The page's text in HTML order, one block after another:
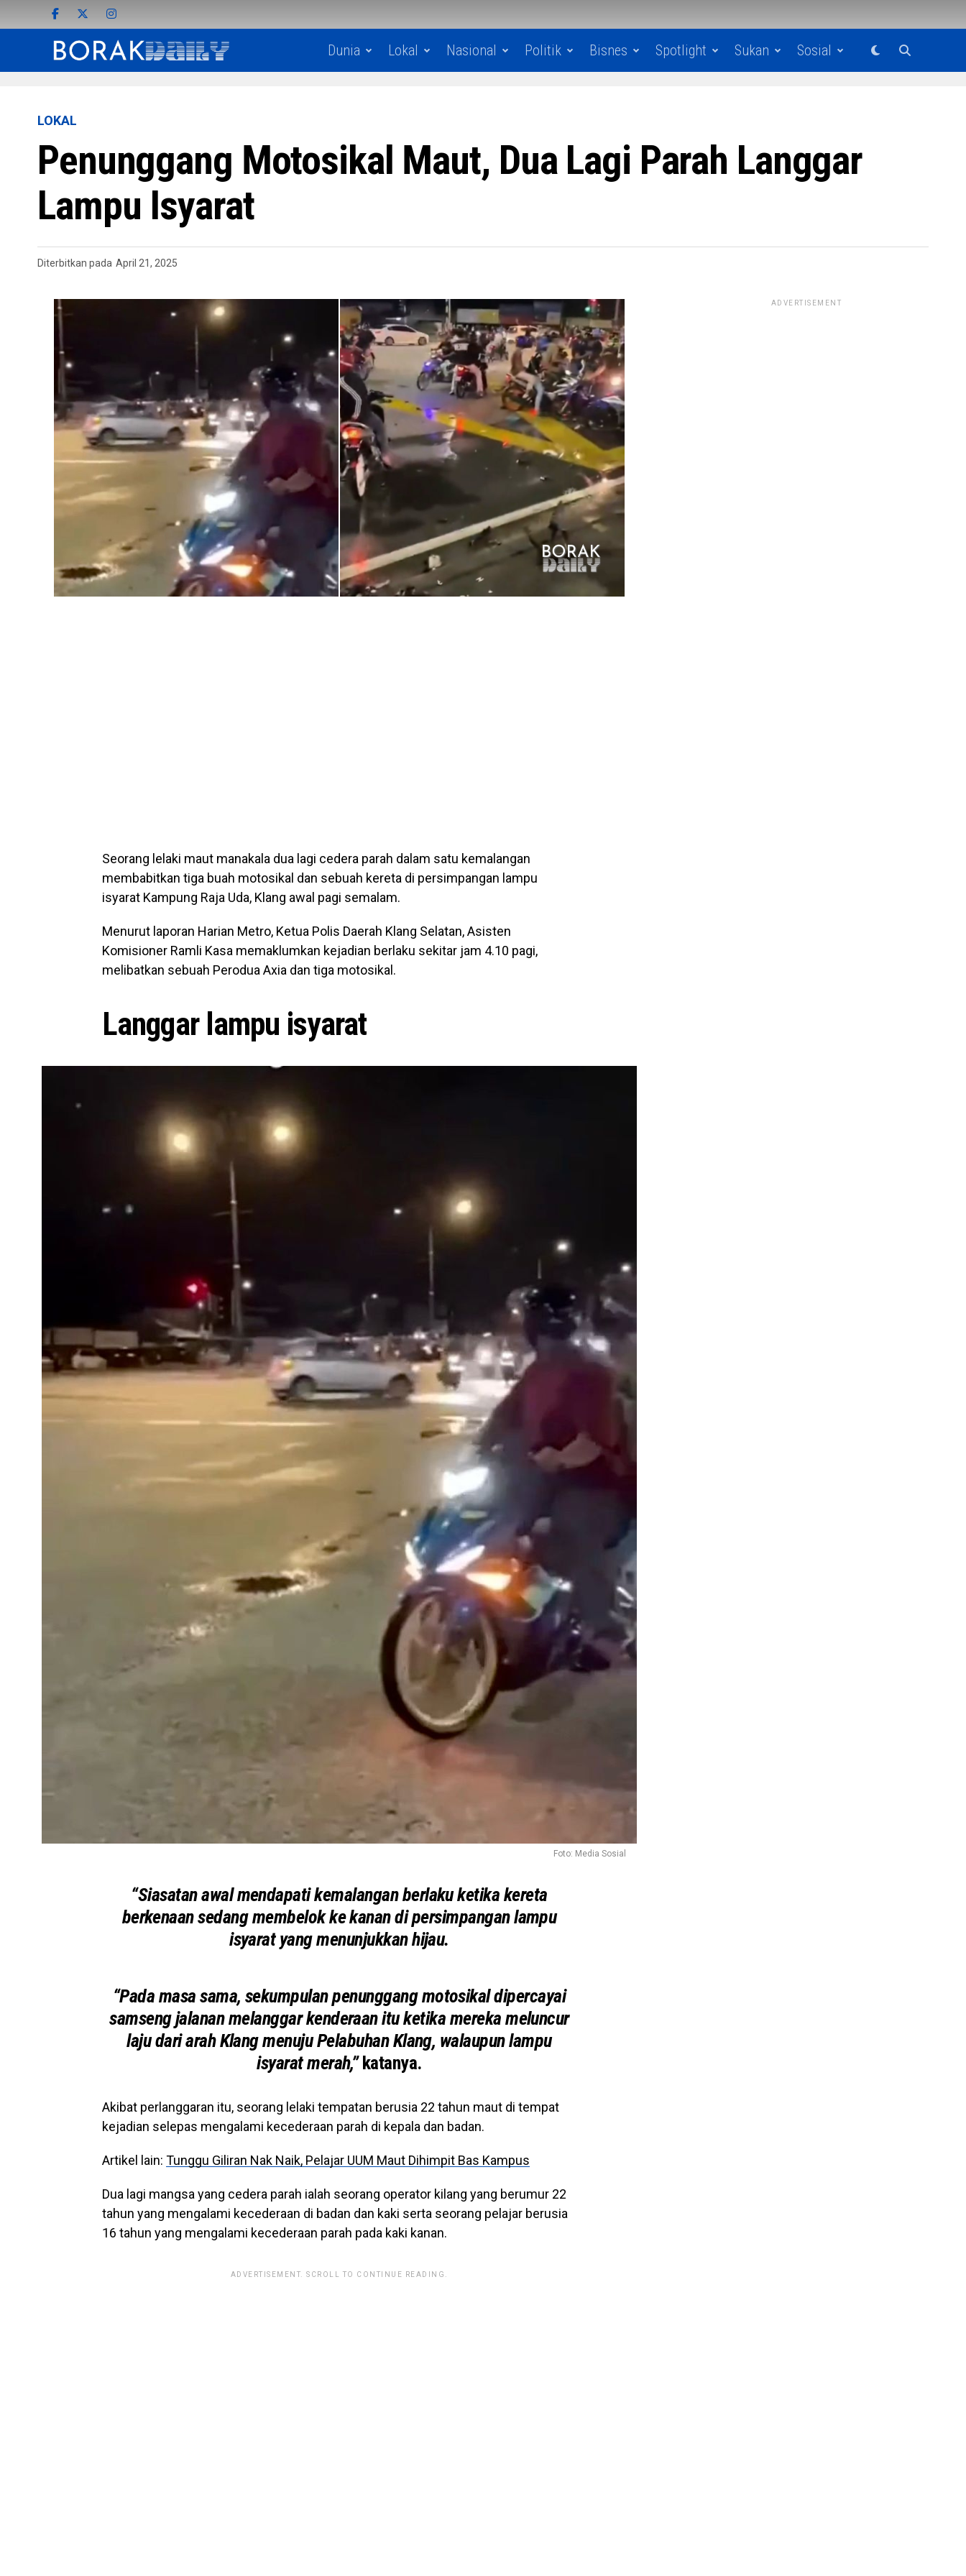
Dunia Lokal Nasional Politik Bisnes Spotlight Sukan Sosial
LOKAL
Penunggang Motosikal Maut, Dua Lagi Parah Langgar
Lampu Isyarat
Diterbitkan pada April 21, 2025
Seorang lelaki maut manakala dua lagi cedera parah dalam satu kemalangan
membabitkan tiga buah motosikal dan sebuah kereta di persimpangan lampu
isyarat Kampung Raja Uda, Klang awal pagi semalam.
Menurut laporan Harian Metro, Ketua Polis Daerah Klang Selatan, Asisten
Komisioner Ramli Kasa memaklumkan kejadian berlaku sekitar jam 4.10 pagi,
melibatkan sebuah Perodua Axia dan tiga motosikal.
Langgar lampu isyarat
Foto: Media Sosial
“Siasatan awal mendapati kemalangan berlaku ketika kereta
berkenaan sedang membelok ke kanan di persimpangan lampu
isyarat yang menunjukkan hijau.
“Pada masa sama, sekumpulan penunggang motosikal dipercayai
samseng jalanan melanggar kenderaan itu ketika mereka meluncur
laju dari arah Klang menuju Pelabuhan Klang, walaupun lampu
isyarat merah,” katanya.
Akibat perlanggaran itu, seorang lelaki tempatan berusia 22 tahun maut di tempat
kejadian selepas mengalami kecederaan parah di kepala dan badan.
Artikel lain: Tunggu Giliran Nak Naik, Pelajar UUM Maut Dihimpit Bas Kampus
Dua lagi mangsa yang cedera parah ialah seorang operator kilang yang berumur 22
tahun yang mengalami kecederaan di badan dan kaki serta seorang pelajar berusia
16 tahun yang mengalami kecederaan parah pada kaki kanan.
ADVERTISEMENT. SCROLL TO CONTINUE READING.
ADVERTISEMENT